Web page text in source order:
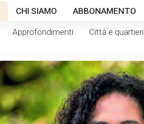
CHI SIAMO ABBONAMENTO
Approfondimenti Città e quartieri